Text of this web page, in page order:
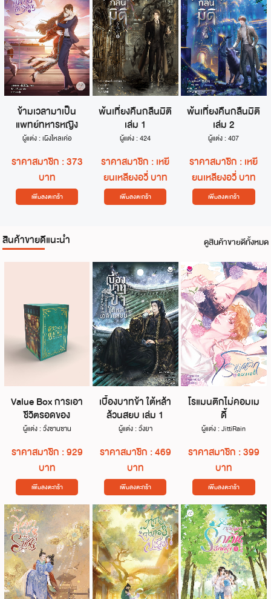
ข้ามเวลามาเป็น
แพทย์ทหารหญิง
เล่ม 7 (เล่มจบ)
ผู้แต่ง : เผิงไหลเค่อ
ราคาสมาชิก : 373
บาท
เพิ่มลงตะกร้า
พ้นเที่ยงคืนกลืนมิติ
เล่ม 1
ผู้แต่ง : 424
ราคาสมาชิก : เหยี
ยนเหลียงอวี่ บาท
เพิ่มลงตะกร้า
พ้นเที่ยงคืนกลืนมิติ
เล่ม 2
ผู้แต่ง : 407
ราคาสมาชิก : เหยี
ยนเหลียงอวี่ บาท
เพิ่มลงตะกร้า
สินค้าขายดีแนะนำ ดูสินค้าขายดีทั้งหมด
Value Box การเอา
ชีวิตรอดของ
ตัวประกอบผู้
ผู้แต่ง : วั่งซานซาน
ราคาสมาชิก : 929
บาท
เพิ่มลงตะกร้า
เบื้องบาทข้า ใต้หล้า
ล้วนสยบ เล่ม 1
ผู้แต่ง : วั่งยา
ราคาสมาชิก : 469
บาท
เพิ่มลงตะกร้า
โรแมนติกไม่คอมเม
ดี้
ผู้แต่ง : JittiRain
ราคาสมาชิก : 399
บาท
เพิ่มลงตะกร้า